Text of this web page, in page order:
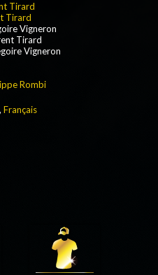
Tirard
Tirard
Vigneron
Tirard
Vigneron
Rombi
, Français